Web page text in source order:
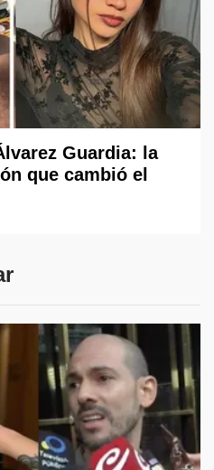
Guardia: la
que cambió el